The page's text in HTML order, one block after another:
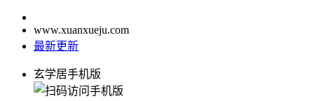
www.xuanxueju.com
最新更新
玄学居手机版